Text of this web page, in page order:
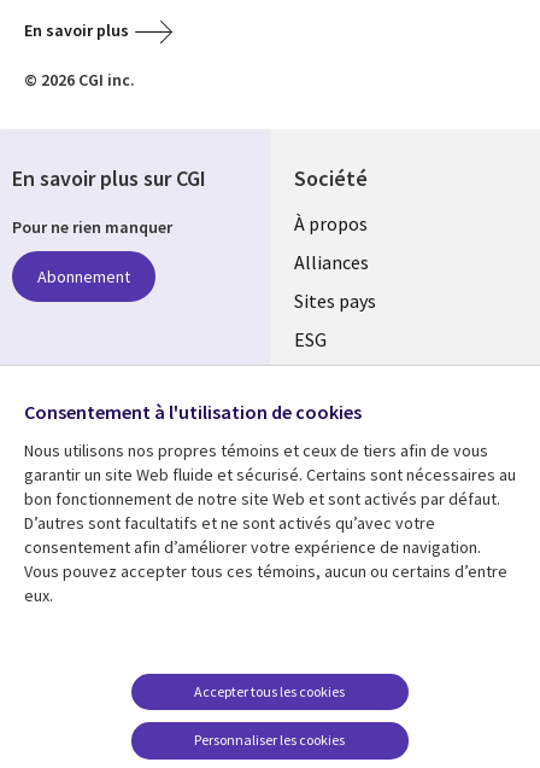
En savoir plus
© 2026 CGI inc.
Société
À propos
Alliances
Sites pays
ESG
Fusions
Salle de presse
Ressources
Articles
Études de cas
Baladodiffusions
Support
Restrictions et
conditions juridiques
Carrières FAQ
En savoir plus sur CGI
Pour ne rien manquer
Abonnement
Suivez-nous
Social
Media
Global
FR
Consentement à l'utilisation de cookies
Nous utilisons nos propres témoins et ceux de tiers afin de vous
garantir un site Web fluide et sécurisé. Certains sont nécessaires au
bon fonctionnement de notre site Web et sont activés par défaut.
D’autres sont facultatifs et ne sont activés qu’avec votre
consentement afin d’améliorer votre expérience de navigation.
Vous pouvez accepter tous ces témoins, aucun ou certains d’entre
eux.
Personnaliser les cookies
Accepter tous les cookies